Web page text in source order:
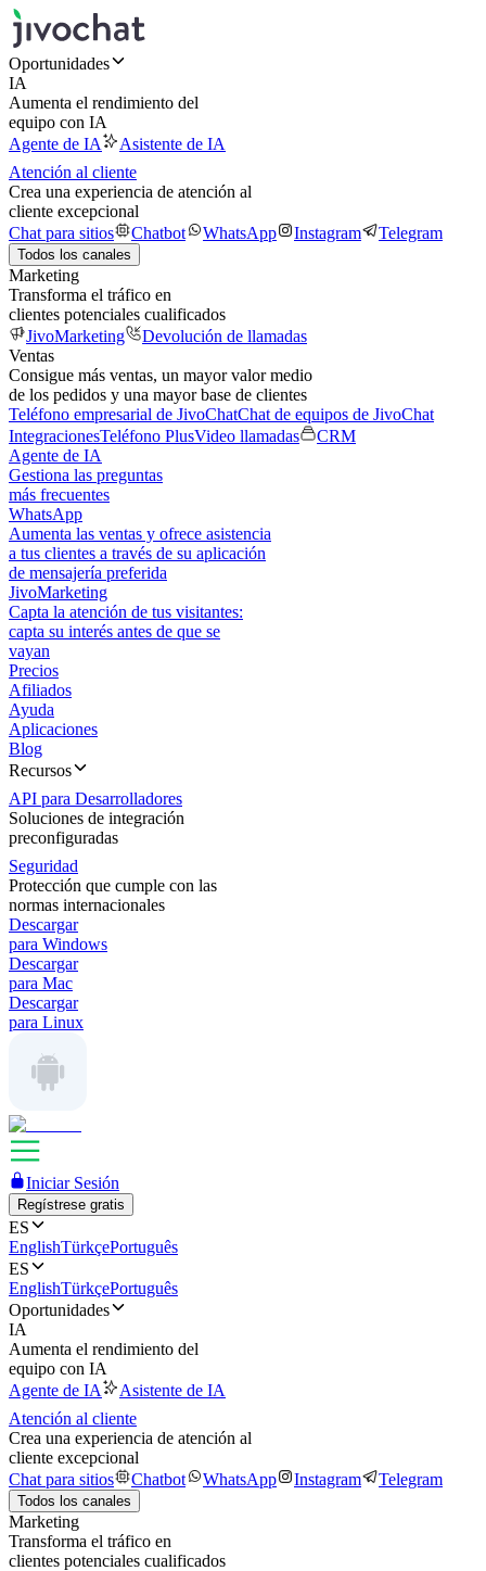
Oportunidades
IA
Aumenta el rendimiento del
equipo con IA
Agente de IA
Asistente de IA
Atención al cliente
Crea una experiencia de atención al
cliente excepcional
Chat para sitios
Chatbot WhatsApp Instagram Telegram
Todos los canales
Marketing
Transforma el tráfico en
clientes potenciales cualificados
JivoMarketing
Devolución de llamadas
Ventas
Consigue más ventas, un mayor valor medio
de los pedidos y una mayor base de clientes
Teléfono empresarial de JivoChatChat de equipos de JivoChat
IntegracionesTeléfono PlusVideo llamadas
CRM
Agente de IA
Gestiona las preguntas
más frecuentes
WhatsApp
Aumenta las ventas y ofrece asistencia
a tus clientes a través de su aplicación
de mensajería preferida
JivoMarketing
Capta la atención de tus visitantes:
capta su interés antes de que se
vayan
Precios
Afiliados
Ayuda
Aplicaciones
Blog
Recursos
API para Desarrolladores
Soluciones de integración
preconfiguradas
Seguridad
Protección que cumple con las
normas internacionales
Descargar
para Windows
Descargar
para Mac
Descargar
para Linux
Iniciar Sesión
Regístrese gratis
ES
EnglishTürkçePortuguês
ES
EnglishTürkçePortuguês
Oportunidades
IA
Aumenta el rendimiento del
equipo con IA
Agente de IA
Asistente de IA
Atención al cliente
Crea una experiencia de atención al
cliente excepcional
Chat para sitios
Chatbot WhatsApp Instagram Telegram
Todos los canales
Marketing
Transforma el tráfico en
clientes potenciales cualificados